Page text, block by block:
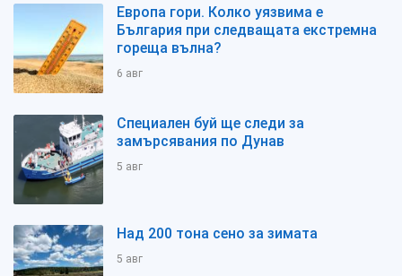
Европа гори. Колко уязвима е
България при следващата екстремна
гореща вълна?
6 авг
Специален буй ще следи за
замърсявания по Дунав
5 авг
Над 200 тона сено за зимата
5 авг